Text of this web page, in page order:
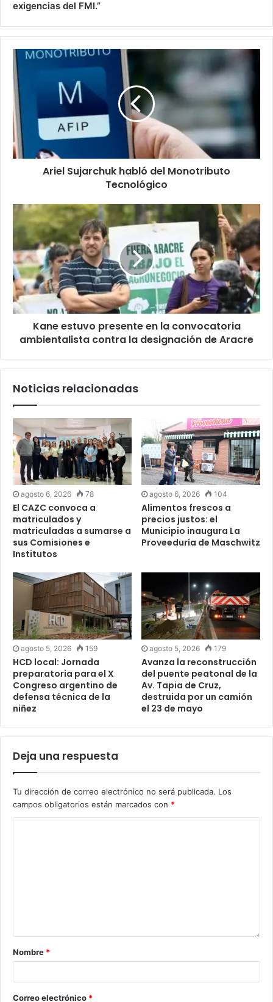
exigencias del FMI.”
Ariel Sujarchuk habló del Monotributo
Tecnológico
Kane estuvo presente en la convocatoria
ambientalista contra la designación de Aracre
Noticias relacionadas
agosto 6, 2026 78
El CAZC convoca a
matriculados y
matriculadas a sumarse a
sus Comisiones e
Institutos
agosto 6, 2026 104
Alimentos frescos a
precios justos: el
Municipio inaugura La
Proveeduría de Maschwitz
agosto 5, 2026 159
HCD local: Jornada
preparatoria para el X
Congreso argentino de
defensa técnica de la
niñez
agosto 5, 2026 179
Avanza la reconstrucción
del puente peatonal de la
Av. Tapia de Cruz,
destruida por un camión
el 23 de mayo
Deja una respuesta
Tu dirección de correo electrónico no será publicada. Los
campos obligatorios están marcados con *
Nombre *
Correo electrónico *